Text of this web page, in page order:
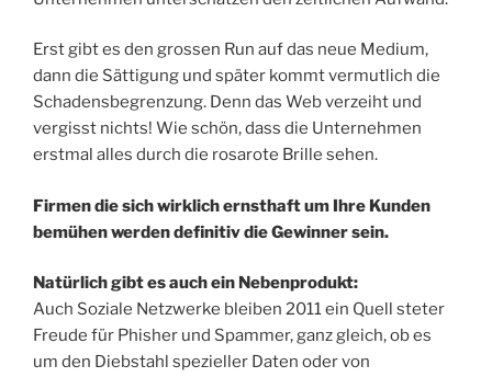
Erst gibt es den grossen Run auf das neue Medium,
dann die Sättigung und später kommt vermutlich die
Schadensbegrenzung. Denn das Web verzeiht und
vergisst nichts! Wie schön, dass die Unternehmen
erstmal alles durch die rosarote Brille sehen.
Firmen die sich wirklich ernsthaft um Ihre Kunden
bemühen werden definitiv die Gewinner sein.
Natürlich gibt es auch ein Nebenprodukt:
Auch Soziale Netzwerke bleiben 2011 ein Quell steter
Freude für Phisher und Spammer, ganz gleich, ob es
um den Diebstahl spezieller Daten oder von